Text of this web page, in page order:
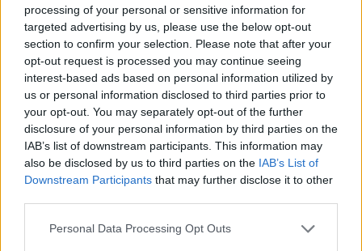
processing of your personal or sensitive information for
targeted advertising by us, please use the below opt-out
section to confirm your selection. Please note that after your
opt-out request is processed you may continue seeing
interest-based ads based on personal information utilized by
us or personal information disclosed to third parties prior to
your opt-out. You may separately opt-out of the further
disclosure of your personal information by third parties on the
IAB’s list of downstream participants. This information may
also be disclosed by us to third parties on the IAB’s List of
Downstream Participants that may further disclose it to other
Please note that this website/app uses one or more Google
Personal Data Processing Opt Outs
Egy Samsung Galaxy Z Fold6
akadályozta meg a katasztrófát,
amit egy S22 Ultra túlmelegedése
okozott
PCW.lite| 2026.07.24 13:17
A Spotify visszahozta az MTV
nosztalgiát a telefonjainkra
PCW.lite| 2026.07.24 07:17
Máris itt a Samsung Galaxy Z
iPhone Ultrát is érinti